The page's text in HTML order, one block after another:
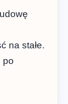
na stałe.
po